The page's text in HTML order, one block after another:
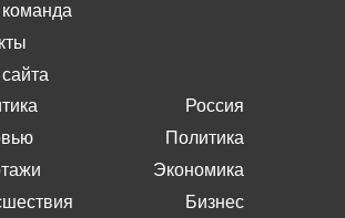
Россия
Политика
Экономика
Бизнес